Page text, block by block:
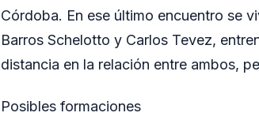
Córdoba. En ese último encuentro se
Barros Schelotto y Carlos Tevez,
distancia en la relación entre ambos,
Posibles formaciones